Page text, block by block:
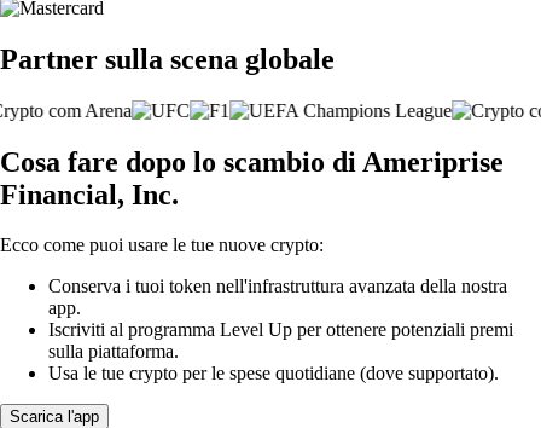
Partner sulla scena globale
Cosa fare dopo lo scambio di Ameriprise
Financial, Inc.
Ecco come puoi usare le tue nuove crypto:
Conserva i tuoi token nell'infrastruttura avanzata della nostra
app.
Iscriviti al programma Level Up per ottenere potenziali premi
sulla piattaforma.
Usa le tue crypto per le spese quotidiane (dove supportato).
Scarica l'app